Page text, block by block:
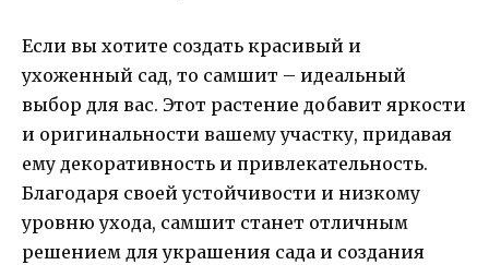
Если вы хотите создать красивый и
ухоженный сад, то самшит – идеальный
выбор для вас. Этот растение добавит яркости
и оригинальности вашему участку, придавая
ему декоративность и привлекательность.
Благодаря своей устойчивости и низкому
уровню ухода, самшит станет отличным
решением для украшения сада и создания